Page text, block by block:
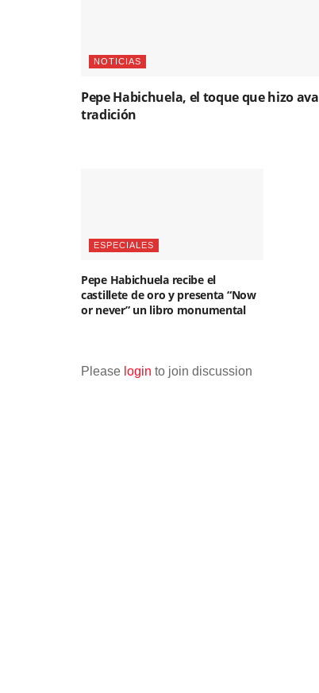
NOTICIAS
Pepe Habichuela, el toque que hizo
tradición
ESPECIALES
Pepe Habichuela recibe el
castillete de oro y presenta “Now
or never” un libro monumental
Please login to join discussion